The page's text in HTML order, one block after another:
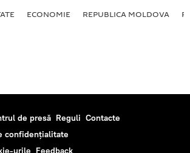
ECONOMIE REPUBLICA MOLDOVA
de presă Reguli Contacte
confidențialitate